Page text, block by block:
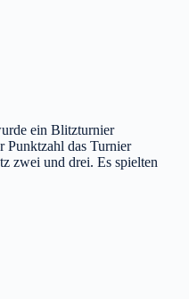
ein Blitzturnier
Punktzahl das Turnier
zwei und drei. Es spielten